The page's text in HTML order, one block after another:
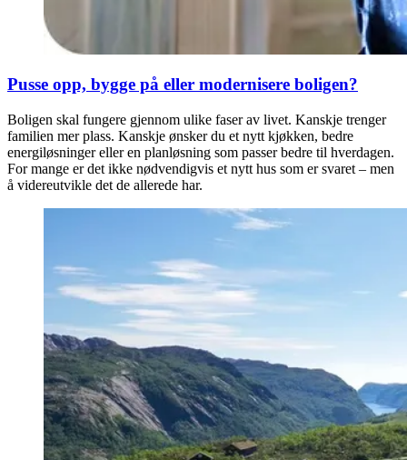
Pusse opp, bygge på eller modernisere boligen?
Boligen skal fungere gjennom ulike faser av livet. Kanskje trenger
familien mer plass. Kanskje ønsker du et nytt kjøkken, bedre
energiløsninger eller en planløsning som passer bedre til hverdagen.
For mange er det ikke nødvendigvis et nytt hus som er svaret – men
å videreutvikle det de allerede har.